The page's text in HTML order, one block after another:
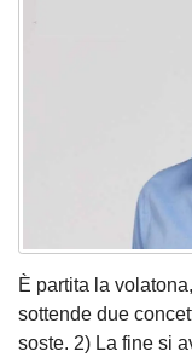
È partita la
sottende due
soste. 2) La fine si